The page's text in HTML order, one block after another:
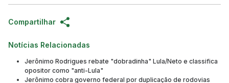
Compartilhar
Notícias Relacionadas
Jerônimo Rodrigues rebate "dobradinha" Lula/Neto e classifica
opositor como "anti-Lula"
Jerônimo cobra governo federal por duplicação de rodovias